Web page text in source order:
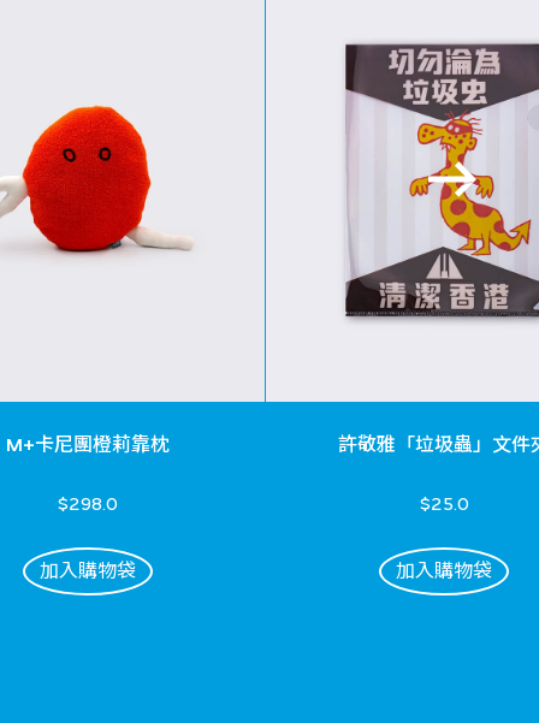
M+卡尼團橙莉靠枕
$298.0
加入購物袋
許敬雅「垃圾蟲」文件
$25.0
加入購物袋